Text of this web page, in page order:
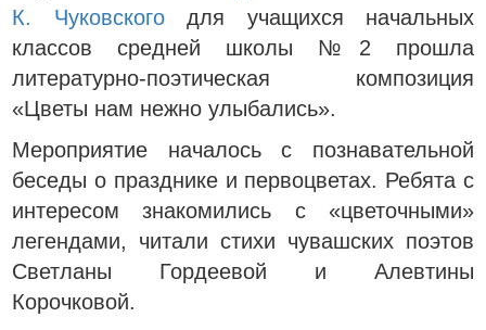
К. Чуковскогодля учащихся начальных
классов средней школы №2 прошла
литературно-поэтическая композиция
«Цветы нам нежно улыбались».
Мероприятие началось с познавательной
беседы о празднике и первоцветах. Ребята с
интересом знакомились с «цветочными»
легендами, читали стихи чувашских поэтов
Светланы Гордеевой и Алевтины
Корочковой.